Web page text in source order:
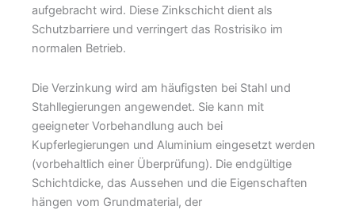
aufgebracht wird. Diese Zinkschicht dient als
Schutzbarriere und verringert das Rostrisiko im
normalen Betrieb.
Die Verzinkung wird am häufigsten bei Stahl und
Stahllegierungen angewendet. Sie kann mit
geeigneter Vorbehandlung auch bei
Kupferlegierungen und Aluminium eingesetzt werden
(vorbehaltlich einer Überprüfung). Die endgültige
Schichtdicke, das Aussehen und die Eigenschaften
hängen vom Grundmaterial, der